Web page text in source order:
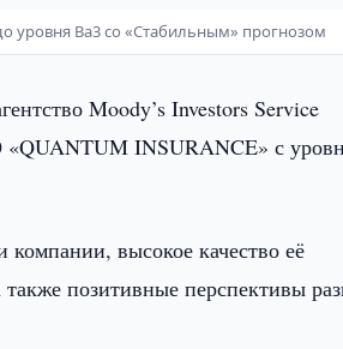
уровня Ba3 со «Стабильным» прогнозом
Moody’s Investors Service
INSURANCE» с
высокое качество её
позитивные перспективы